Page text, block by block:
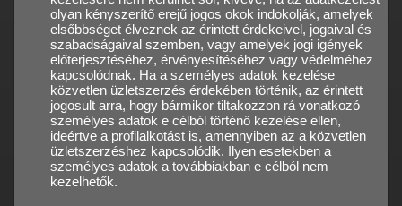
olyan kényszerítő erejű jogos okok indokolják, amelyek
elsőbbséget élveznek az érintett érdekeivel, jogaival és
szabadságaival szemben, vagy amelyek jogi igények
előterjesztéséhez, érvényesítéséhez vagy védelméhez
kapcsolódnak. Ha a személyes adatok kezelése
közvetlen üzletszerzés érdekében történik, az érintett
jogosult arra, hogy bármikor tiltakozzon rá vonatkozó
személyes adatok e célból történő kezelése ellen,
ideértve a profilalkotást is, amennyiben az a közvetlen
üzletszerzéshez kapcsolódik. Ilyen esetekben a
személyes adatok a továbbiakban e célból nem
kezelhetők.